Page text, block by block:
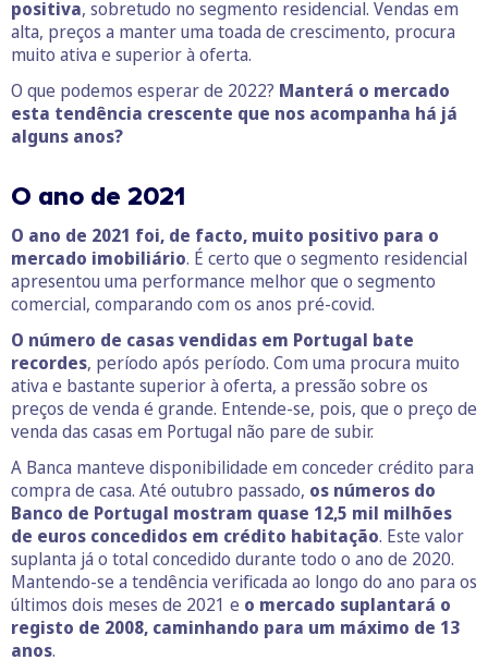
positiva, sobretudo no segmento residencial. Vendas em
alta, preços a manter uma toada de crescimento, procura
muito ativa e superior à oferta.
O que podemos esperar de 2022? Manterá o mercado
esta tendência crescente que nos acompanha há já
alguns anos?
O ano de 2021
O ano de 2021 foi, de facto, muito positivo para o
mercado imobiliário. É certo que o segmento residencial
apresentou uma performance melhor que o segmento
comercial, comparando com os anos pré-covid.
O número de casas vendidas em Portugal bate
recordes, período após período. Com uma procura muito
ativa e bastante superior à oferta, a pressão sobre os
preços de venda é grande. Entende-se, pois, que o preço de
venda das casas em Portugal não pare de subir.
A Banca manteve disponibilidade em conceder crédito para
compra de casa. Até outubro passado, os números do
Banco de Portugal mostram quase 12,5 mil milhões
de euros concedidos em crédito habitação. Este valor
suplanta já o total concedido durante todo o ano de 2020.
Mantendo-se a tendência verificada ao longo do ano para os
últimos dois meses de 2021 e o mercado suplantará o
registo de 2008, caminhando para um máximo de 13
anos.